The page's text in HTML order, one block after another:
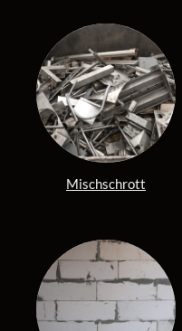
Mischschrott